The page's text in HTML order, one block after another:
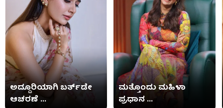
ಅದ್ದೂರಿಯಾಗಿ ಬರ್ತ್​​ಡೇ
ಆಚರಣೆ ...
ಮತ್ತೊಂದು ಮಹಿಳಾ
ಪ್ರಧಾನ ...